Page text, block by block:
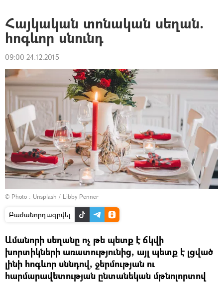
Հայկական տոնական սեղան.
հոգևոր սնունդ
09:00 24.12.2015
© Photo : Unsplash / Libby Penner
Բաժանորդագրվել
Ամանորի սեղանը ոչ թե պետք է ճկվի
խորտիկների առատությունից, այլ պետք է լցված
լինի հոգևոր սննդով, ջերմության ու
հարմարավետության ընտանեկան մթնոլորտով